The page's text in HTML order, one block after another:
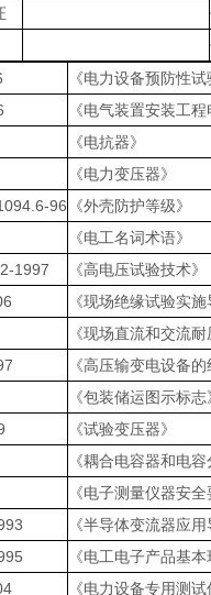
《电力设备预防性试
《电气装置安装工
《电抗器》
《电力变压器》
96
《外壳防护等级》
《电工名词术语》
1997
《高电压试验技术》
《现场绝缘试验实
《现场直流和交流
《高压输变电设备的
《包装储运图示标志
《试验变压器》
《耦合电容器和电容
《电子测量仪器安全
《半导体变流器应用
《电工电子产品基本
《电力设备专用测